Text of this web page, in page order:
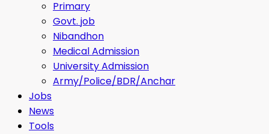
Primary
Govt. job
Nibandhon
Medical Admission
University Admission
Army/Police/BDR/Anchar
Jobs
News
Tools